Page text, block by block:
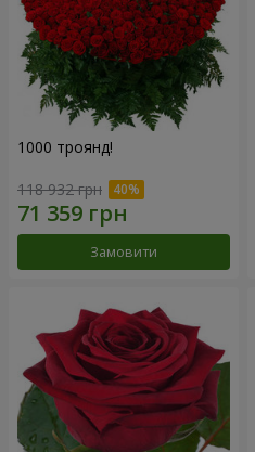
1000 троянд!
118 932 грн
Замовити